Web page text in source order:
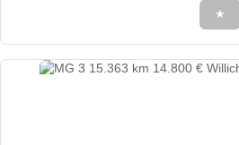
★